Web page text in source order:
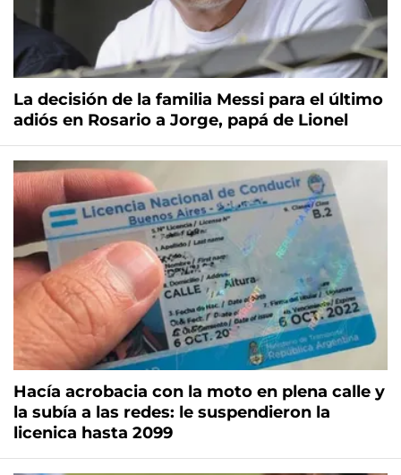
La decisión de la familia Messi para el último
adiós en Rosario a Jorge, papá de Lionel
Hacía acrobacia con la moto en plena calle y
la subía a las redes: le suspendieron la
licenica hasta 2099